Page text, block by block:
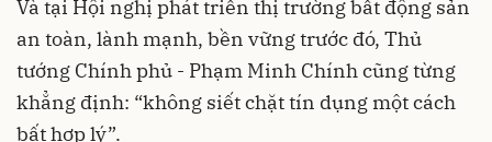
Và tại Hội nghị phát triển thị trường bất động sản
an toàn, lành mạnh, bền vững trước đó, Thủ
tướng Chính phủ - Phạm Minh Chính cũng từng
khẳng định: “không siết chặt tín dụng một cách
bất hợp lý”.